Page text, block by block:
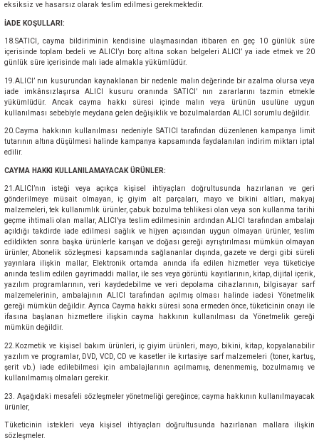
eksiksiz ve hasarsız olarak teslim edilmesi gerekmektedir.
İADE KOŞULLARI:
18.SATICI, cayma bildiriminin kendisine ulaşmasından itibaren en geç 10 günlük süre
içerisinde toplam bedeli ve ALICI’yı borç altına sokan belgeleri ALICI’ ya iade etmek ve 20
günlük süre içerisinde malı iade almakla yükümlüdür.
19.ALICI’ nın kusurundan kaynaklanan bir nedenle malın değerinde bir azalma olursa veya
iade imkânsızlaşırsa ALICI kusuru oranında SATICI’ nın zararlarını tazmin etmekle
yükümlüdür. Ancak cayma hakkı süresi içinde malın veya ürünün usulüne uygun
kullanılması sebebiyle meydana gelen değişiklik ve bozulmalardan ALICI sorumlu değildir.
20.Cayma hakkının kullanılması nedeniyle SATICI tarafından düzenlenen kampanya limit
tutarının altına düşülmesi halinde kampanya kapsamında faydalanılan indirim miktarı iptal
edilir.
CAYMA HAKKI KULLANILAMAYACAK ÜRÜNLER:
21.ALICI’nın isteği veya açıkça kişisel ihtiyaçları doğrultusunda hazırlanan ve geri
gönderilmeye müsait olmayan, iç giyim alt parçaları, mayo ve bikini altları, makyaj
malzemeleri, tek kullanımlık ürünler, çabuk bozulma tehlikesi olan veya son kullanma tarihi
geçme ihtimali olan mallar, ALICI’ya teslim edilmesinin ardından ALICI tarafından ambalajı
açıldığı takdirde iade edilmesi sağlık ve hijyen açısından uygun olmayan ürünler, teslim
edildikten sonra başka ürünlerle karışan ve doğası gereği ayrıştırılması mümkün olmayan
ürünler, Abonelik sözleşmesi kapsamında sağlananlar dışında, gazete ve dergi gibi süreli
yayınlara ilişkin mallar, Elektronik ortamda anında ifa edilen hizmetler veya tüketiciye
anında teslim edilen gayrimaddi mallar, ile ses veya görüntü kayıtlarının, kitap, dijital içerik,
yazılım programlarının, veri kaydedebilme ve veri depolama cihazlarının, bilgisayar sarf
malzemelerinin, ambalajının ALICI tarafından açılmış olması halinde iadesi Yönetmelik
gereği mümkün değildir. Ayrıca Cayma hakkı süresi sona ermeden önce, tüketicinin onayı ile
ifasına başlanan hizmetlere ilişkin cayma hakkının kullanılması da Yönetmelik gereği
mümkün değildir.
22.Kozmetik ve kişisel bakım ürünleri, iç giyim ürünleri, mayo, bikini, kitap, kopyalanabilir
yazılım ve programlar, DVD, VCD, CD ve kasetler ile kırtasiye sarf malzemeleri (toner, kartuş,
şerit vb.) iade edilebilmesi için ambalajlarının açılmamış, denenmemiş, bozulmamış ve
kullanılmamış olmaları gerekir.
23. Aşağıdaki mesafeli sözleşmeler yönetmeliği gereğince; cayma hakkının kullanılmayacak
ürünler,
Tüketicinin istekleri veya kişisel ihtiyaçları doğrultusunda hazırlanan mallara ilişkin
sözleşmeler.